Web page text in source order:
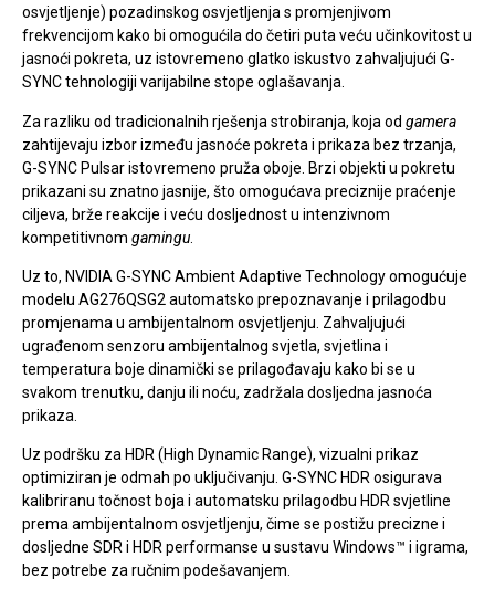
osvjetljenje) pozadinskog osvjetljenja s promjenjivom
frekvencijom kako bi omogućila do četiri puta veću učinkovitost u
jasnoći pokreta, uz istovremeno glatko iskustvo zahvaljujući G-
SYNC tehnologiji varijabilne stope oglašavanja.
Za razliku od tradicionalnih rješenja strobiranja, koja od gamera
zahtijevaju izbor između jasnoće pokreta i prikaza bez trzanja,
G-SYNC Pulsar istovremeno pruža oboje. Brzi objekti u pokretu
prikazani su znatno jasnije, što omogućava preciznije praćenje
ciljeva, brže reakcije i veću dosljednost u intenzivnom
kompetitivnom gamingu
Uz to, NVIDIA G-SYNC Ambient Adaptive Technology omogućuje
modelu AG276QSG2 automatsko prepoznavanje i prilagodbu
promjenama u ambijentalnom osvjetljenju. Zahvaljujući
ugrađenom senzoru ambijentalnog svjetla, svjetlina i
temperatura boje dinamički se prilagođavaju kako bi se u
svakom trenutku, danju ili noću, zadržala dosljedna jasnoća
prikaza.
Uz podršku za HDR (High Dynamic Range), vizualni prikaz
optimiziran je odmah po uključivanju. G-SYNC HDR osigurava
kalibriranu točnost boja i automatsku prilagodbu HDR svjetline
prema ambijentalnom osvjetljenju, čime se postižu precizne i
dosljedne SDR i HDR performanse u sustavu Windows™ i igrama,
bez potrebe za ručnim podešavanjem.